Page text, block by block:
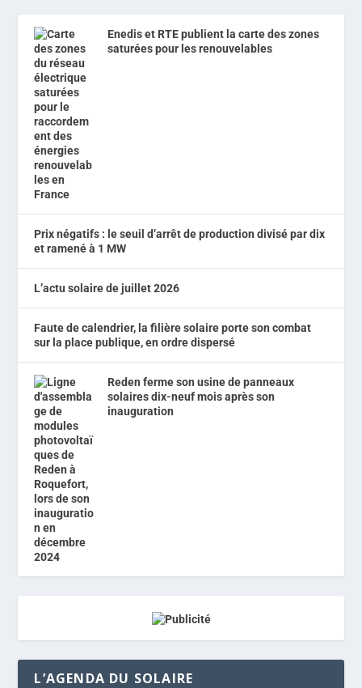
Enedis et RTE publient la carte des zones
saturées pour les renouvelables
Prix négatifs : le seuil d’arrêt de production divisé par dix
et ramené à 1 MW
L’actu solaire de juillet 2026
Faute de calendrier, la filière solaire porte son combat
sur la place publique, en ordre dispersé
Reden ferme son usine de panneaux
solaires dix-neuf mois après son
inauguration
L’AGENDA DU SOLAIRE